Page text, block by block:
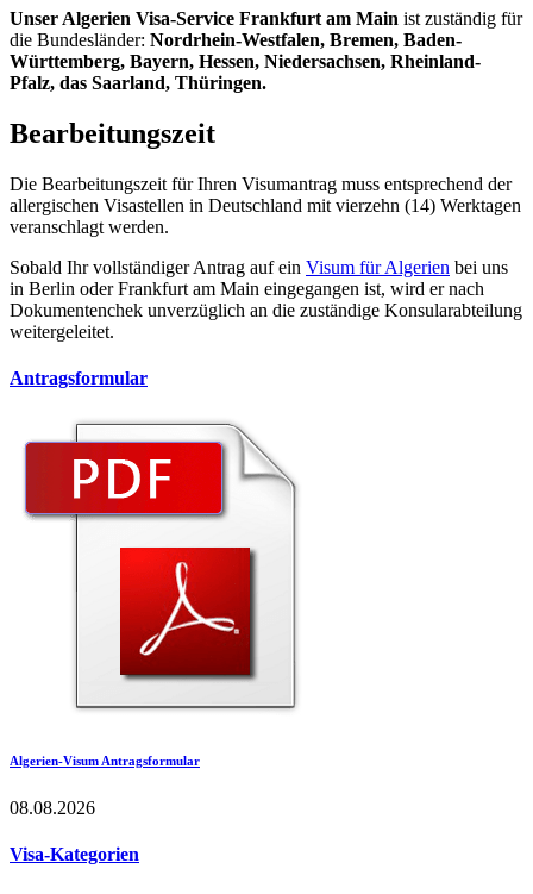
Unser Algerien Visa-Service Frankfurt am Main ist zuständig für
die Bundesländer: Nordrhein-Westfalen, Bremen, Baden-
Württemberg, Bayern, Hessen, Niedersachsen, Rheinland-
Pfalz, das Saarland, Thüringen.
Bearbeitungszeit
Die Bearbeitungszeit für Ihren Visumantrag muss entsprechend der
allergischen Visastellen in Deutschland mit vierzehn (14) Werktagen
veranschlagt werden.
Sobald Ihr vollständiger Antrag auf ein Visum für Algerien bei uns
in Berlin oder Frankfurt am Main eingegangen ist, wird er nach
Dokumentenchek unverzüglich an die zuständige Konsularabteilung
weitergeleitet.
Antragsformular
Algerien-Visum Antragsformular
08.08.2026
Visa-Kategorien